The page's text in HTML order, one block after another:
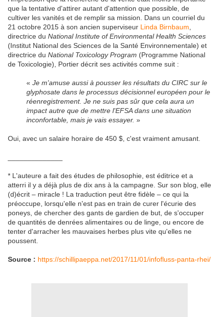
que la tentative d'attirer autant d'attention que possible, de
cultiver les vanités et de remplir sa mission. Dans un courriel du
21 octobre 2015 à son ancien superviseur Linda Birnbaum
directrice du National Institute of Environmental Health Sciences
(Institut National des Sciences de la Santé Environnementale) et
directrice du National Toxicology Program (Programme National
de Toxicologie) , Portier décrit ses activités comme suit :
«Je m'amuse aussi à pousser les résultats du CIRC sur le
glyphosate dans le processus décisionnel européen pour le
réenregistrement. Je ne suis pas sûr que cela aura un
impact autre que de mettre l'EFSA dans une situation
inconfortable, mais je vais essayer. »
Oui, avec un salaire horaire de 450 $, c'est vraiment amusant.
* L'auteure a fait des études de philosophie, est éditrice et a
atterri il y a déjà plus de dix ans à la campagne. Sur son blog, elle
(d)écrit – miracle ! La traduction peut être fidèle – ce qui la
préoccupe, lorsqu'elle n'est pas en train de curer l'écurie des
poneys, de chercher des gants de gardien de but, de s'occuper
de quantités de denrées alimentaires ou de linge, ou encore de
tenter d'arracher les mauvaises herbes plus vite qu'elles ne
poussent.
Source : https://schillipaeppa.net/2017/11/01/infofluss-panta-rhei/